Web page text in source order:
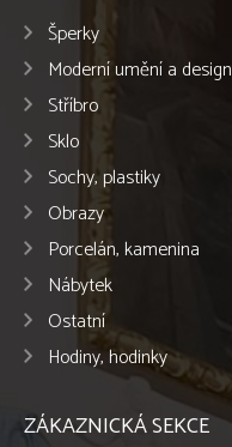
Šperky
Moderní umění a design
Stříbro
Sklo
Sochy, plastiky
Obrazy
Porcelán, kamenina
Nábytek
Ostatní
Hodiny, hodinky
ZÁKAZNICKÁ SEKCE